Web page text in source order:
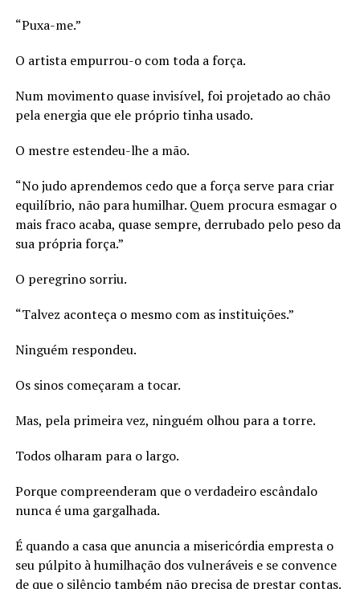
“Puxa-me.”
O artista empurrou-o com toda a força.
Num movimento quase invisível, foi projetado ao chão
pela energia que ele próprio tinha usado.
O mestre estendeu-lhe a mão.
“No judo aprendemos cedo que a força serve para criar
equilíbrio, não para humilhar. Quem procura esmagar o
mais fraco acaba, quase sempre, derrubado pelo peso da
sua própria força.”
O peregrino sorriu.
“Talvez aconteça o mesmo com as instituições.”
Ninguém respondeu.
Os sinos começaram a tocar.
Mas, pela primeira vez, ninguém olhou para a torre.
Todos olharam para o largo.
Porque compreenderam que o verdadeiro escândalo
nunca é uma gargalhada.
É quando a casa que anuncia a misericórdia empresta o
seu púlpito à humilhação dos vulneráveis e se convence
de que o silêncio também não precisa de prestar contas.